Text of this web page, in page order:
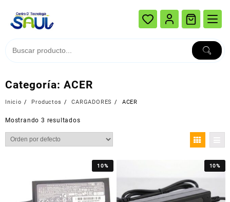
contenido
Categoría: ACER
Inicio Productos CARGADORES ACER
Mostrando 3 resultados
10% 10%